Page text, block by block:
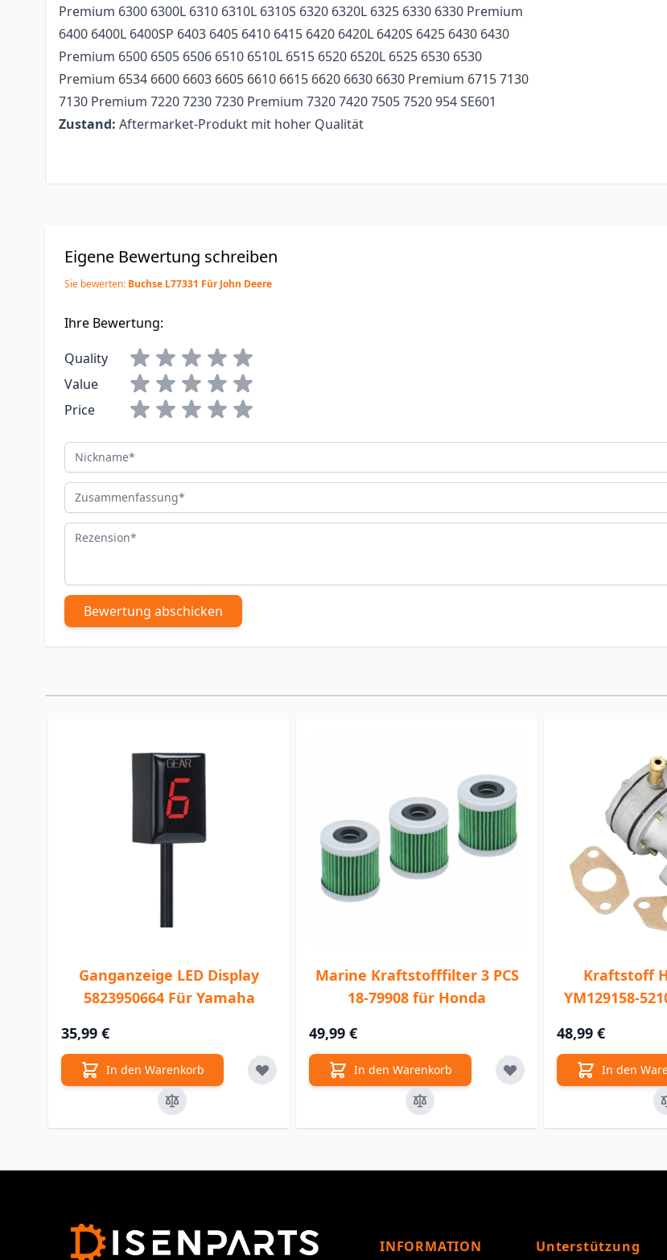
Premium 6300 6300L 6310 6310L 6310S 6320 6320L 6325 6330 6330 Premium
6400 6400L 6400SP 6403 6405 6410 6415 6420 6420L 6420S 6425 6430 6430
Premium 6500 6505 6506 6510 6510L 6515 6520 6520L 6525 6530 6530
Premium 6534 6600 6603 6605 6610 6615 6620 6630 6630 Premium 6715 7130
7130 Premium 7220 7230 7230 Premium 7320 7420 7505 7520 954 SE601
Zustand: Aftermarket-Produkt mit hoher Qualität
Eigene Bewertung schreiben
Sie bewerten: Buchse L77331 Für John Deere
Ihre Bewertung:
Quality
Value
Price
Nickname
Zusammenfassung
Rezension
Bewertung abschicken
Ganganzeige LED Display
5823950664 Für Yamaha
35,99 €
In den Warenkorb
Marine Kraftstofffilter 3 PCS
18-79908 für Honda
49,99 €
In den Warenkorb
Kraftstoff
YM129158-
48,99 €
In den
INFORMATION Unterstützung